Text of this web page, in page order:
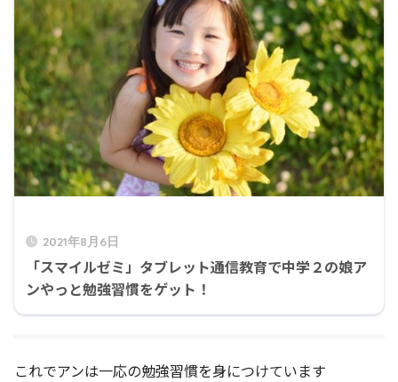
2021年8月6日
「スマイルゼミ」タブレット通信教育で中学２の娘ア
ンやっと勉強習慣をゲット！
これでアンは一応の勉強習慣を身につけています